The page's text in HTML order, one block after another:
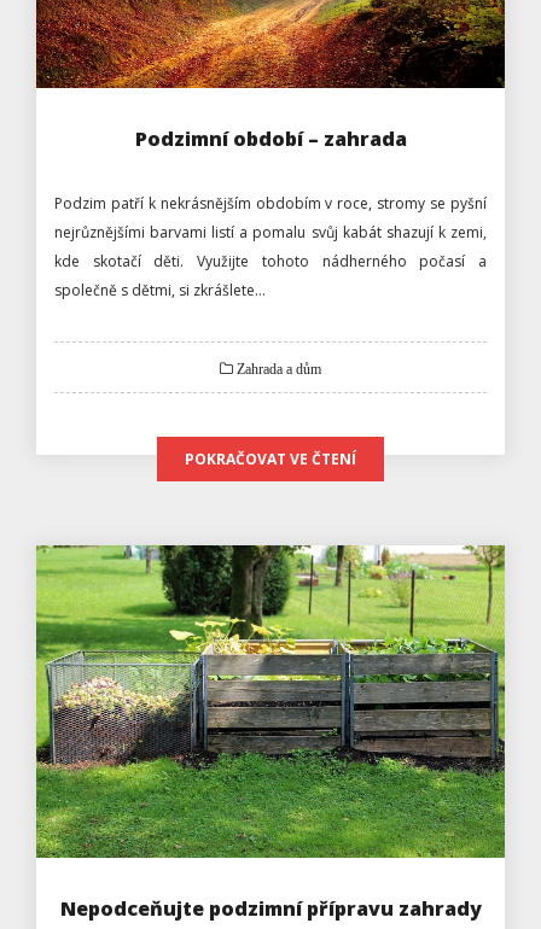
Podzimní období – zahrada
Podzim patří k nekrásnějším obdobím v roce, stromy se pyšní
nejrůznějšími barvami listí a pomalu svůj kabát shazují k zemi,
kde skotačí děti. Využijte tohoto nádherného počasí a
společně s dětmi, si zkrášlete…
Zahrada a dům
POKRAČOVAT VE ČTENÍ
Nepodceňujte podzimní přípravu zahrady